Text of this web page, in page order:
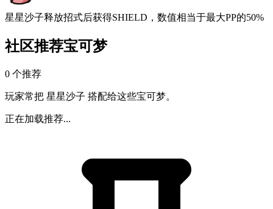
星星沙子释放招式后获得SHIELD，数值相当于最大PP的50%
社区推荐宝可梦
0 个推荐
玩家常把 星星沙子 搭配给这些宝可梦。
正在加载推荐...